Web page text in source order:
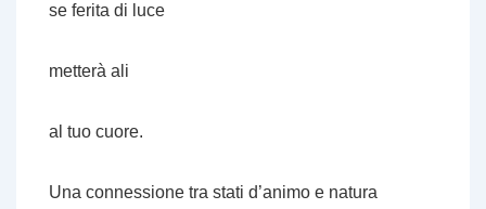
se ferita di luce
metterà ali
al tuo cuore.
Una connessione tra stati d’animo e natura